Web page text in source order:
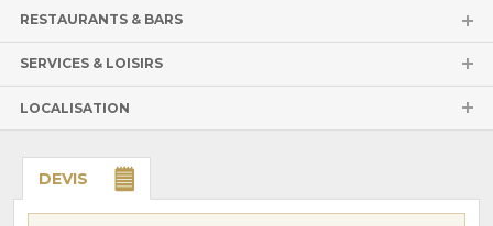
RESTAURANTS & BARS
SERVICES & LOISIRS
LOCALISATION
DEVIS